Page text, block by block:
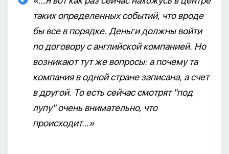
таких определенных событий, что вроде
бы все в порядке. Деньги должны войти
по договору с английской компанией. Но
возникают тут же вопросы: а почему та
компания в одной стране записана, а счет
в другой. То есть сейчас смотрят "под
лупу" очень внимательно, что
происходит…»